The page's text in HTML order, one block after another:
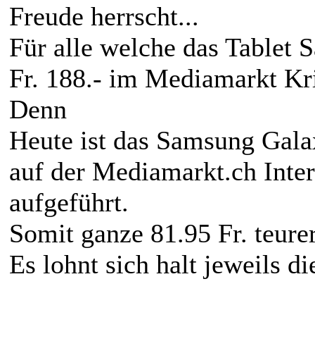
Freude herrscht...
Für alle welche das Tablet
Fr. 188.- im Mediamarkt
Denn
Heute ist das Samsung
auf der Mediamarkt.ch
aufgeführt.
Somit ganze 81.95 Fr.
Es lohnt sich halt jeweils